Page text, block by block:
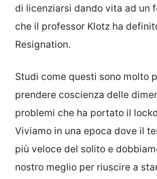
di licenziarsi dando vita ad un
che il professor Klotz ha
Resignation.
Studi come questi sono molto
prendere coscienza delle
problemi che ha portato il
Viviamo in una epoca dove il
più veloce del solito e
nostro meglio per riuscire a